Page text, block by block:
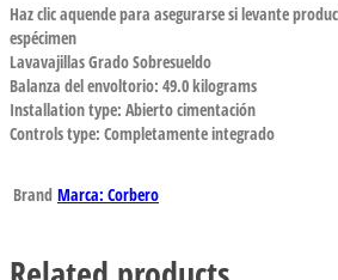
Haz clic aquende para asegurarse si levante
espécimen
Lavavajillas Grado Sobresueldo
Balanza del envoltorio: 49.0 kilograms
Installation type: Abierto cimentación
Controls type: Completamente integrado
Brand Marca: Corbero